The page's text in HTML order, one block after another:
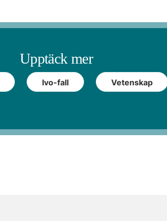
Upptäck mer
Ivo-fall Vetenskap